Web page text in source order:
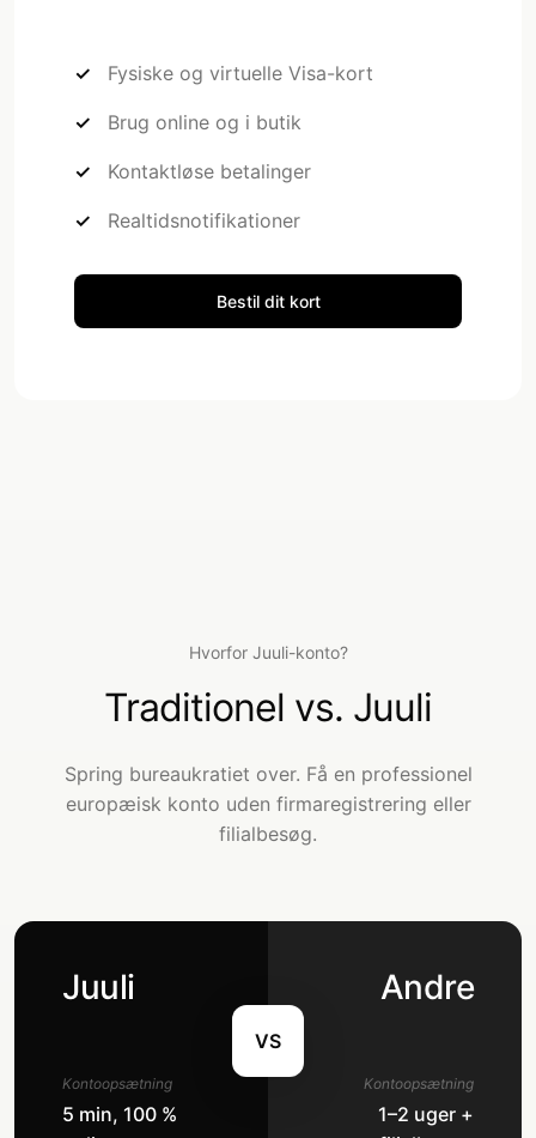
Fysiske og virtuelle Visa-kort
Brug online og i butik
Kontaktløse betalinger
Realtidsnotifikationer
Bestil dit kort
Hvorfor Juuli-konto?
Traditionel vs. Juuli
Spring bureaukratiet over. Få en professionel
europæisk konto uden firmaregistrering eller
filialbesøg.
Juuli
Kontoopsætning
5 min, 100 %
VS
Andre
Kontoopsætning
1–2 uger +